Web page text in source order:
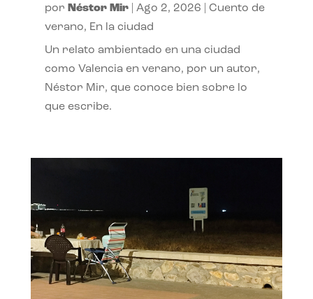
por Néstor Mir| Ago 2, 2026
Cuento de
verano, En la ciudad
Un relato ambientado en una ciudad
como Valencia en verano, por un autor,
Néstor Mir, que conoce bien sobre lo
que escribe.